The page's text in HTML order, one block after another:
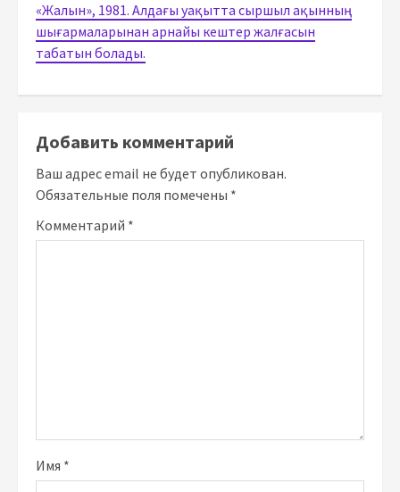
«Жалын», 1981. Алдағы уақытта сыршыл ақынның
шығармаларынан арнайы кештер жалғасын
табатын болады.
Добавить комментарий
Ваш адрес email не будет опубликован.
Обязательные поля помечены *
Комментарий *
Имя *